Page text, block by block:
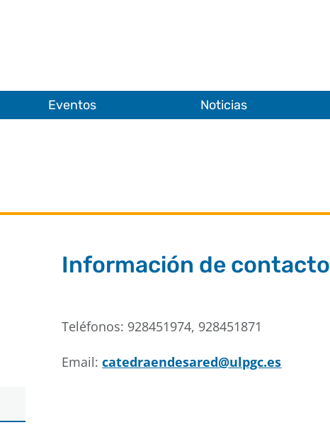
Eventos Noticias
Información de contacto
Teléfonos: 928451974, 928451871
Email:catedraendesared@ulpgc.es